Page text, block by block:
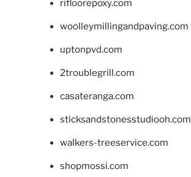
rifloorepoxy.com
woolleymillingandpaving.com
uptonpvd.com
2troublegrill.com
casateranga.com
sticksandstonesstudiooh.com
walkers-treeservice.com
shopmossi.com